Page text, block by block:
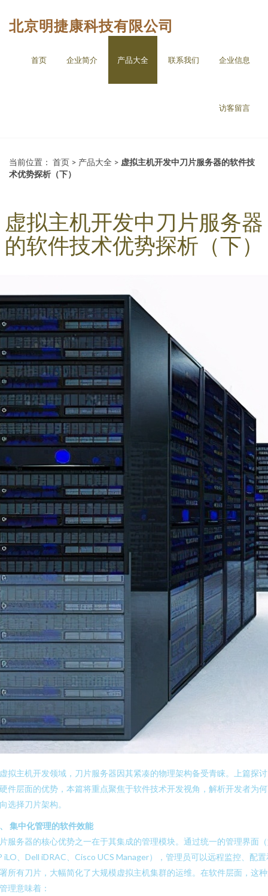
北京明捷康科技有限公司
首页 企业简介 产品大全 联系我们 企业信息
访客留言
当前位置： 首页 > 产品大全 > 虚拟主机开发中刀片服务器的软件技
术优势探析（下）
虚拟主机开发中刀片服务器
的软件技术优势探析（下）
拟主机开发领域，刀片服务器因其紧凑的物理架构备受青睐。上篇探
件层面的优势，本篇将重点聚焦于软件技术开发视角，解析开发者为
选择刀片架构。
集中化管理的软件效能
服务器的核心优势之一在于其集成的管理模块。通过统一的管理界面
iLO、Dell iDRAC、Cisco UCS Manager），管理员可以远程监控、配置
所有刀片，大幅简化了大规模虚拟主机集群的运维。在软件层面，这
理意味着：